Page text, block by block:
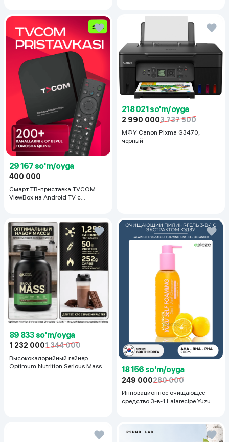
29 167 so'm/oyga
400 000
Смарт ТВ-приставка TVCOM
ViewBox на Android TV с
218 021 so'm/oyga
2 990 0003 737 500
МФУ Canon Pixma G3470,
черный
89 833 so'm/oyga
1 232 0001 344 000
Высококалорийный гейнер
Optimum Nutrition Serious Mass,
18 156 so'm/oyga
249 000280 000
Инновационное очищающее
средство 3-в-1 Lalarecipe Yuzu